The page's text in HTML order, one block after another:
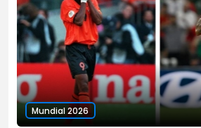
Mundial 2026